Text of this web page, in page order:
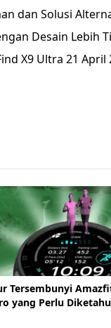
dan Solusi
Desain Lebih
X9 Ultra 21 April
Tersembunyi
yang Perlu